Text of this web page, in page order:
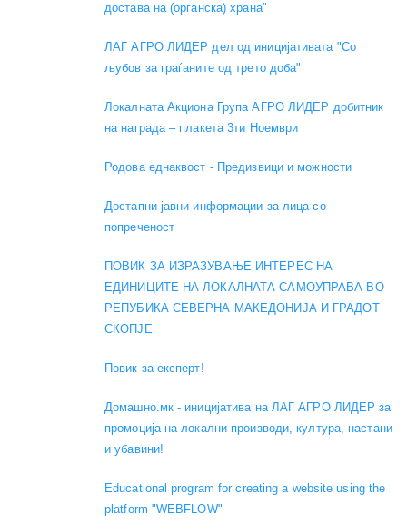
достава на (органска) храна"
ЛАГ АГРО ЛИДЕР дел од иницијативата "Со
љубов за граѓаните од трето доба"
Локалната Акциона Група АГРО ЛИДЕР добитник
на награда – плакета 3ти Ноември
Родова еднаквост - Предизвици и можности
Достапни јавни информации за лица со
попреченост
ПОВИК ЗА ИЗРАЗУВАЊЕ ИНТЕРЕС НА
ЕДИНИЦИТЕ НА ЛОКАЛНАТА САМОУПРАВА ВО
РЕПУБИКА СЕВЕРНА МАКЕДОНИЈА И ГРАДОТ
СКОПЈЕ
Повик за експерт!
Домашно.мк - иницијатива на ЛАГ АГРО ЛИДЕР за
промоција на локални производи, култура, настани
и убавини!
Educational program for creating a website using the
platform "WEBFLOW"